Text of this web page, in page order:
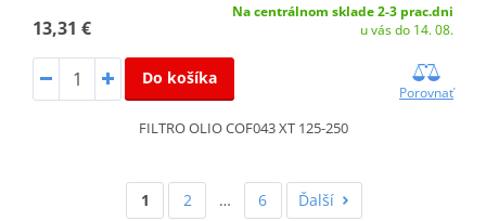
13,31 €
Na centrálnom sklade 2-3 prac.dni
u vás do 14. 08.
Do košíka
Porovnať
FILTRO OLIO COF043 XT 125-250
1 2 … 6 Ďalší